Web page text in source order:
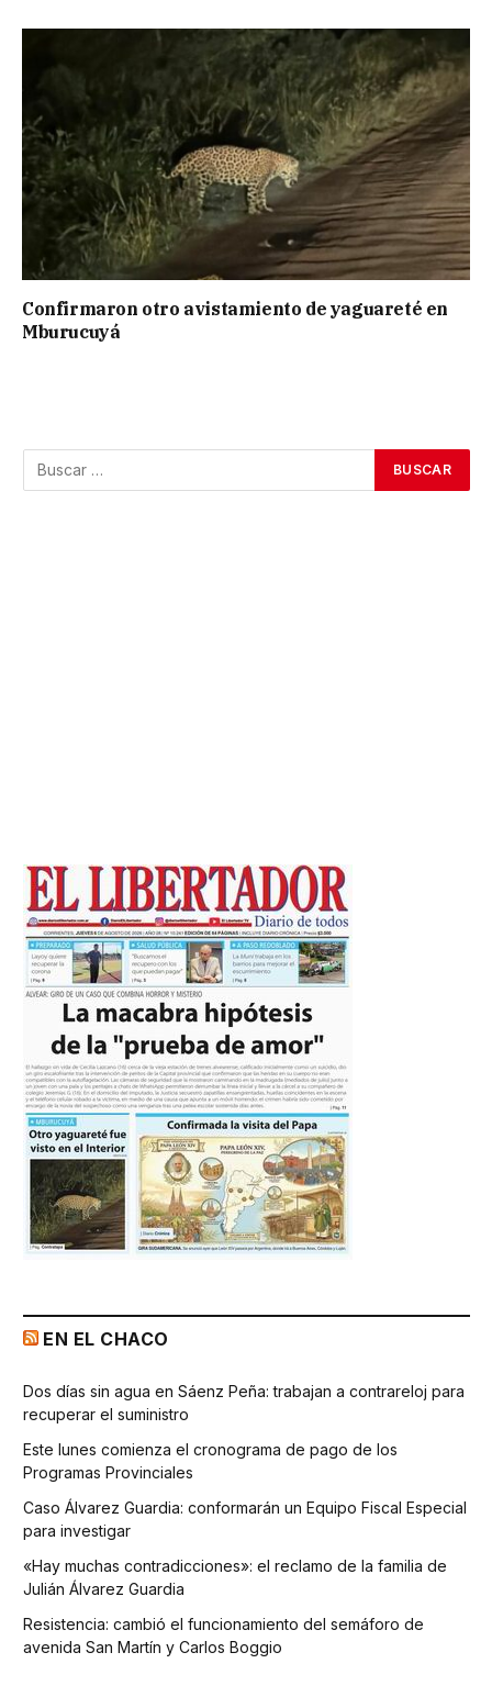
Confirmaron otro avistamiento de yaguareté en
Mburucuyá
EN EL CHACO
Dos días sin agua en Sáenz Peña: trabajan a contrareloj para
recuperar el suministro
Este lunes comienza el cronograma de pago de los
Programas Provinciales
Caso Álvarez Guardia: conformarán un Equipo Fiscal Especial
para investigar
«Hay muchas contradicciones»: el reclamo de la familia de
Julián Álvarez Guardia
Resistencia: cambió el funcionamiento del semáforo de
avenida San Martín y Carlos Boggio